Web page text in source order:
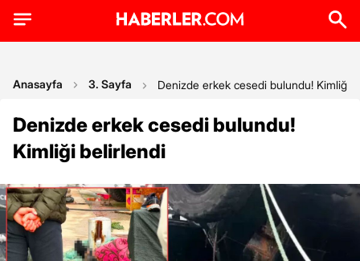
Anasayfa 3. Sayfa Denizde erkek cesedi bulundu! Kimliği
Denizde erkek cesedi bulundu!
Kimliği belirlendi